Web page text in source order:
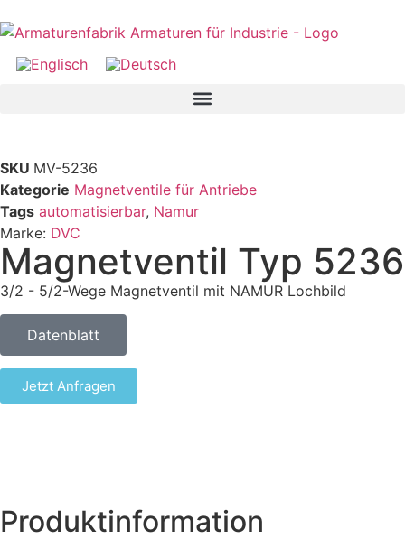
SKU MV-5236
Kategorie Magnetventile für Antriebe
Tags automatisierbar, Namur
Marke: DVC
Magnetventil Typ 5236
3/2 - 5/2-Wege Magnetventil mit NAMUR Lochbild
Datenblatt
Jetzt Anfragen
Produktinformation